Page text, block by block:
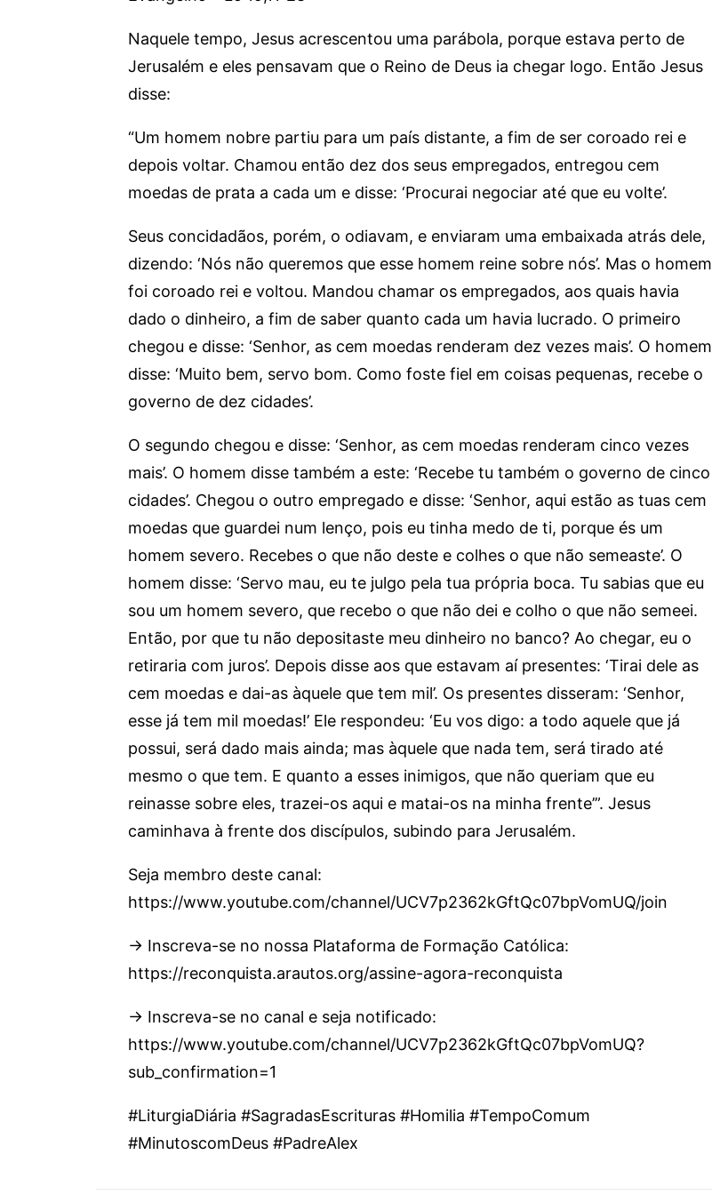
Naquele tempo, Jesus acrescentou uma parábola, porque estava perto de
Jerusalém e eles pensavam que o Reino de Deus ia chegar logo. Então Jesus
disse:
“Um homem nobre partiu para um país distante, a fim de ser coroado rei e
depois voltar. Chamou então dez dos seus empregados, entregou cem
moedas de prata a cada um e disse: ‘Procurai negociar até que eu volte’.
Seus concidadãos, porém, o odiavam, e enviaram uma embaixada atrás dele,
dizendo: ‘Nós não queremos que esse homem reine sobre nós’. Mas o homem
foi coroado rei e voltou. Mandou chamar os empregados, aos quais havia
dado o dinheiro, a fim de saber quanto cada um havia lucrado. O primeiro
chegou e disse: ‘Senhor, as cem moedas renderam dez vezes mais’. O homem
disse: ‘Muito bem, servo bom. Como foste fiel em coisas pequenas, recebe o
governo de dez cidades’.
O segundo chegou e disse: ‘Senhor, as cem moedas renderam cinco vezes
mais’. O homem disse também a este: ‘Recebe tu também o governo de cinco
cidades’. Chegou o outro empregado e disse: ‘Senhor, aqui estão as tuas cem
moedas que guardei num lenço, pois eu tinha medo de ti, porque és um
homem severo. Recebes o que não deste e colhes o que não semeaste’. O
homem disse: ‘Servo mau, eu te julgo pela tua própria boca. Tu sabias que eu
sou um homem severo, que recebo o que não dei e colho o que não semeei.
Então, por que tu não depositaste meu dinheiro no banco? Ao chegar, eu o
retiraria com juros’. Depois disse aos que estavam aí presentes: ‘Tirai dele as
cem moedas e dai-as àquele que tem mil’. Os presentes disseram: ‘Senhor,
esse já tem mil moedas!’ Ele respondeu: ‘Eu vos digo: a todo aquele que já
possui, será dado mais ainda; mas àquele que nada tem, será tirado até
mesmo o que tem. E quanto a esses inimigos, que não queriam que eu
reinasse sobre eles, trazei-os aqui e matai-os na minha frente’”. Jesus
caminhava à frente dos discípulos, subindo para Jerusalém.
Seja membro deste canal:
https://www.youtube.com/channel/UCV7p2362kGftQc07bpVomUQ/join
→ Inscreva-se no nossa Plataforma de Formação Católica:
https://reconquista.arautos.org/assine-agora-reconquista
→ Inscreva-se no canal e seja notificado:
https://www.youtube.com/channel/UCV7p2362kGftQc07bpVomUQ?
sub_confirmation=1
#LiturgiaDiária #SagradasEscrituras #Homilia #TempoComum
#MinutoscomDeus #PadreAlex